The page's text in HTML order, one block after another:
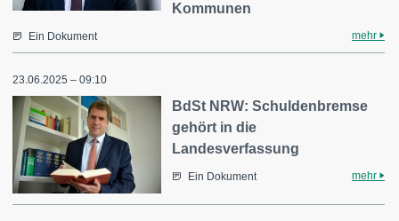
Kommunen
Ein Dokument mehr
23.06.2025 – 09:10
BdSt NRW: Schuldenbremse
gehört in die
Landesverfassung
Ein Dokument mehr